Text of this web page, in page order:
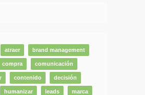
atraer brand management
compra comunicación
contenido decisión
humanizar leads marca